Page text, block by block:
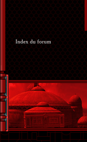
Index du forum